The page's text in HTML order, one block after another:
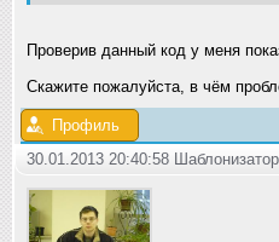
Проверив данный код у меня
Скажите пожалуйста, в чём
Профиль
30.01.2013 20:40:58 Шаблонизатор